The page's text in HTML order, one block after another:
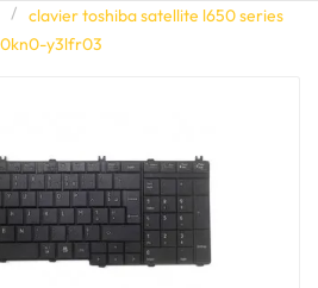
clavier toshiba satellite l650 series
0kn0-y3lfr03